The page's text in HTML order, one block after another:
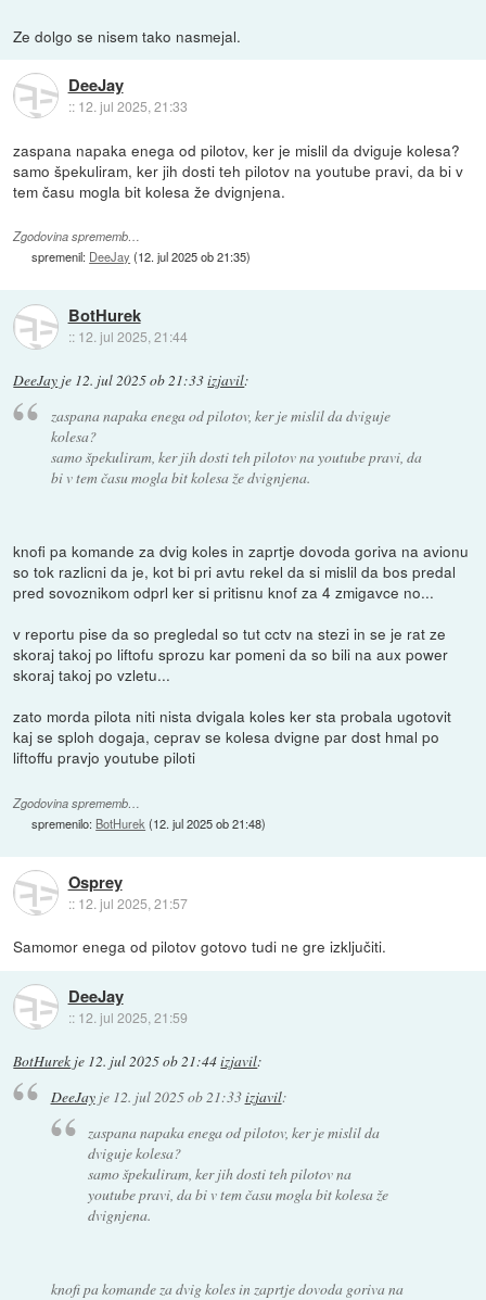
Ze dolgo se nisem tako nasmejal.
DeeJay
:: 12. jul 2025, 21:33
zaspana napaka enega od pilotov, ker je mislil da dviguje kolesa?
samo špekuliram, ker jih dosti teh pilotov na youtube pravi, da bi v
tem času mogla bit kolesa že dvignjena.
Zgodovina sprememb…
spremenil: DeeJay (12. jul 2025 ob 21:35)
BotHurek
:: 12. jul 2025, 21:44
DeeJay je 12. jul 2025 ob 21:33izjavil:
zaspana napaka enega od pilotov, ker je mislil da dviguje
kolesa?
samo špekuliram, ker jih dosti teh pilotov na youtube pravi, da
bi v tem času mogla bit kolesa že dvignjena.
knofi pa komande za dvig koles in zaprtje dovoda goriva na avionu
so tok razlicni da je, kot bi pri avtu rekel da si mislil da bos predal
pred sovoznikom odprl ker si pritisnu knof za 4 zmigavce no...
v reportu pise da so pregledal so tut cctv na stezi in se je rat ze
skoraj takoj po liftofu sprozu kar pomeni da so bili na aux power
skoraj takoj po vzletu...
zato morda pilota niti nista dvigala koles ker sta probala ugotovit
kaj se sploh dogaja, ceprav se kolesa dvigne par dost hmal po
liftoffu pravjo youtube piloti
Zgodovina sprememb…
spremenilo: BotHurek (12. jul 2025 ob 21:48)
Osprey
:: 12. jul 2025, 21:57
Samomor enega od pilotov gotovo tudi ne gre izključiti.
DeeJay
:: 12. jul 2025, 21:59
BotHurek je 12. jul 2025 ob 21:44izjavil:
DeeJayje 12. jul 2025 ob 21:33izjavil:
zaspana napaka enega od pilotov, ker je mislil da
dviguje kolesa?
samo špekuliram, ker jih dosti teh pilotov na
youtube pravi, da bi v tem času mogla bit kolesa že
dvignjena.
knofi pa komande za dvig koles in zaprtje dovoda goriva na